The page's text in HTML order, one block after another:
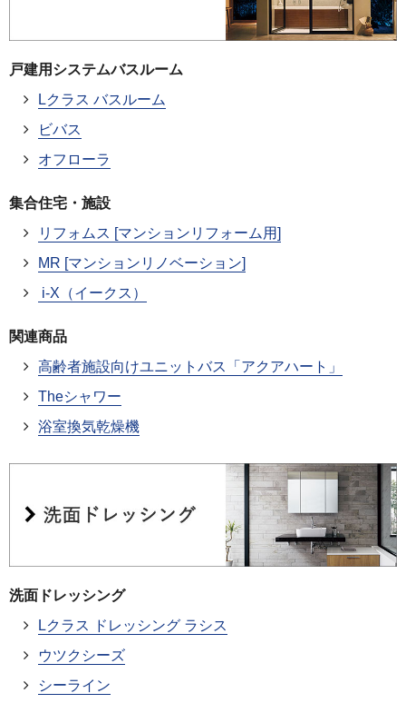
戸建用システムバスルーム
Lクラス バスルーム
ビバス
オフローラ
集合住宅・施設
リフォムス [マンションリフォーム用]
MR [マンションリノベーション]
i-X（イークス）
関連商品
高齢者施設向けユニットバス「アクアハート」
Theシャワー
浴室換気乾燥機
洗面ドレッシング
Lクラス ドレッシング ラシス
ウツクシーズ
シーライン